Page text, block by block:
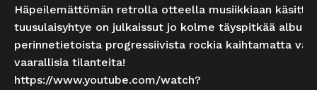
Häpeilemättömän retrolla otteella musiikkiaan
tuusulaisyhtye on julkaissut jo kolme täyspitkää
perinnetietoista progressiivista rockia kaihtamatta
vaarallisia tilanteita!
https://www.youtube.com/watch?